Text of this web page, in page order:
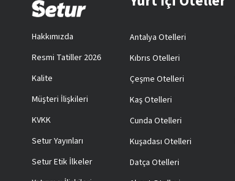
Hakkımızda
Resmi Tatiller 2026
Kalite
Müşteri İlişkileri
KVKK
Setur Yayınları
Setur Etik İlkeler
Antalya Otelleri
Kıbrıs Otelleri
Çeşme Otelleri
Kaş Otelleri
Cunda Otelleri
Kuşadası Otelleri
Datça Otelleri